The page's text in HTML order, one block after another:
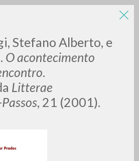
Stefano Alberto, e
O acontecimento
.
Litterae
, 21 (2001).
LUIGI
scritti